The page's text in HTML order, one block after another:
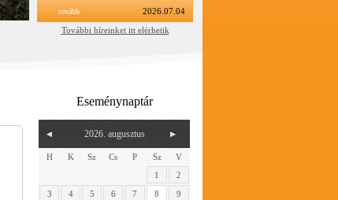
tovább 2026.07.04
További híreinket itt elérhetik
Eseménynaptár
2026. augusztus
H K Sz Cs P Sz
V
1
2
3
4 5 6 7 8
9